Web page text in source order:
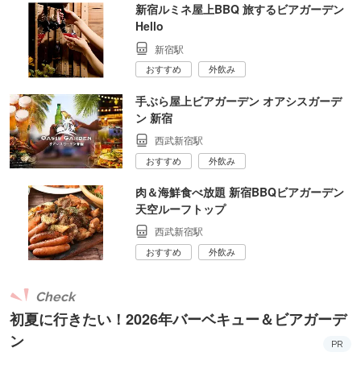
新宿ルミネ屋上BBQ 旅するビアガーデン
Hello
新宿駅
おすすめ 外飲み
手ぶら屋上ビアガーデン オアシスガーデ
ン 新宿
西武新宿駅
おすすめ 外飲み
肉＆海鮮食べ放題 新宿BBQビアガーデン
天空ルーフトップ
西武新宿駅
おすすめ 外飲み
初夏に行きたい！2026年バーベキュー＆ビアガーデ
ン
Check
PR